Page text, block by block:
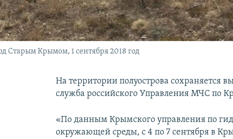
Старым Крымом, 1 сентября 2018 год
На территории полуострова сохраняется
служба российского Управления МЧС по
«По данным Крымского управления по
окружающей среды, с 4 по 7 сентября в